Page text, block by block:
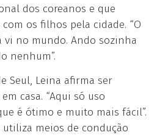
dos coreanos e que
os filhos pela cidade. “O
vi no mundo. Ando sozinha
nenhum”.
Seul, Leina afirma ser
casa. “Aqui só uso
é ótimo e muito mais fácil”.
meios de condução